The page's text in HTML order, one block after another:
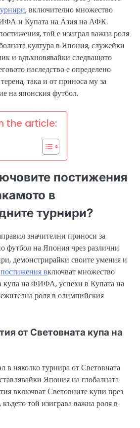
, включително множество
и Купата на Азия на АФК.
той е изиграл важна роля
култура в Япония, служейки
и вдъхновявайки следващото
наследство е определено
така и от приноса му за
на японския футбол.
the article:
постижения
в
турнири?
значителни приноси за
футбол на Япония чрез различни
демонстрирайки своите умения и
постижения включват множество
купа на ФИФА, успехи в Купата на
роля в олимпийския
от Световната купа на
в няколко турнира от Световната
Япония на глобалната
включват Световните купи през
той изиграва важна роля в